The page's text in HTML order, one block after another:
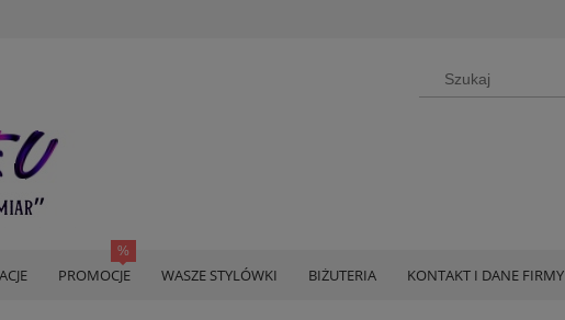
PROMOCJE WASZE STYLÓWKI BIŻUTERIA KONTAKT I DANE FIRMY